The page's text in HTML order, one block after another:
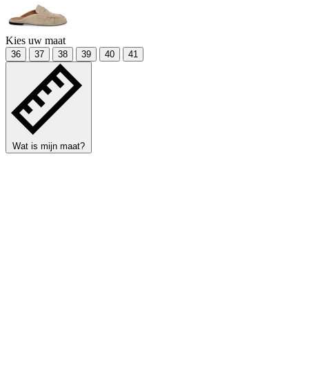
Kies uw maat
36 37 38 39 40 41
Wat is mijn maat?